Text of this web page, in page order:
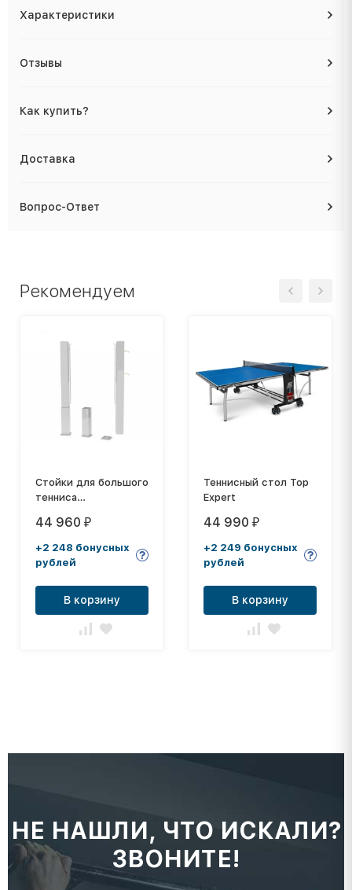
Характеристики
Отзывы
Как купить?
Доставка
Вопрос-Ответ
Рекомендуем
Стойки для большого
тенниса
алюминиевые 80х80
44 960 ₽
+2 248 бонусных
рублей
В корзину
Теннисный стол Top
Expert
44 990 ₽
+2 249 бонусных
рублей
В корзину
НЕ НАШЛИ, ЧТО ИСКАЛИ?
ЗВОНИТЕ!